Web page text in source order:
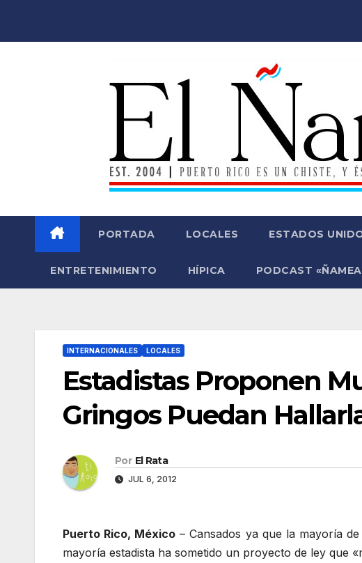
PORTADA LOCALES ESTADOS
ENTRETENIMIENTO HÍPICA PODCAST
INTERNACIONALES LOCALES
Estadistas Proponen
Gringos Puedan
Por El Rata
JUL 6, 2012
Puerto Rico, México – Cansados ya que la mayoría
mayoría estadista ha sometido un proyecto de ley que